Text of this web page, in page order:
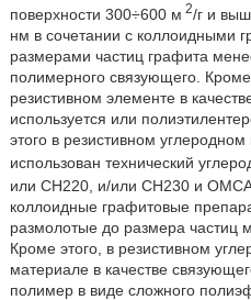
поверхности 300÷600 м 2/г и
нм в сочетании с коллоидными
размерами частиц графита
полимерного связующего.
резистивном элементе в
используется или
этого в резистивном
использован технический
или CH220, и/или CH230 и
коллоидные графитовые
размолотые до размера частиц
Кроме этого, в резистивном
материале в качестве
полимер в виде сложного